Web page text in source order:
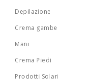
Capelli
Igiene personale
Bambini neonati
Depilazione
Crema gambe
Mani
Crema Piedi
Prodotti Solari